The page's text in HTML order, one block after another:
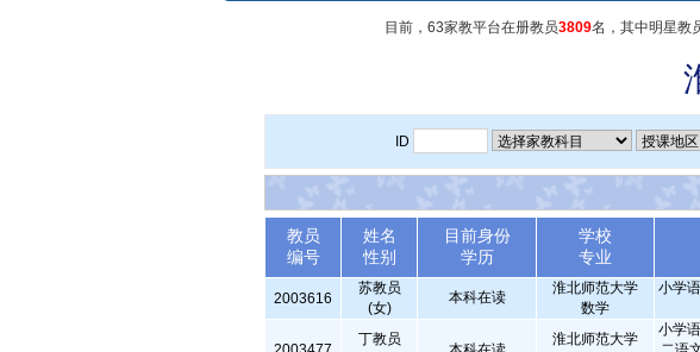
目前，63家教平台在册教员3809名，其中明星教
ID
教员
编号
姓名
性别
目前身份
学历
学校
专业
2003616
苏教员
(女)
本科在读
淮北师范大学
数学
小学
丁教员
淮北师范大学
小学